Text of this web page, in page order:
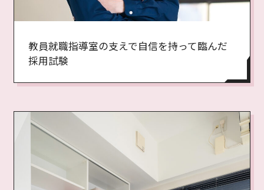
教員就職指導室の支えで自信を持って臨んだ
採用試験